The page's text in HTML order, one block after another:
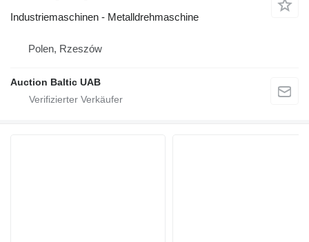
Industriemaschinen - Metalldrehmaschine
Polen, Rzeszów
Auction Baltic UAB